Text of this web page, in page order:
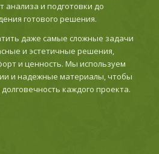
и подготовки до
готового решения.
даже самые сложные задачи
и эстетичные решения,
и ценность. Мы используем
и надежные материалы, чтобы
каждого проекта.